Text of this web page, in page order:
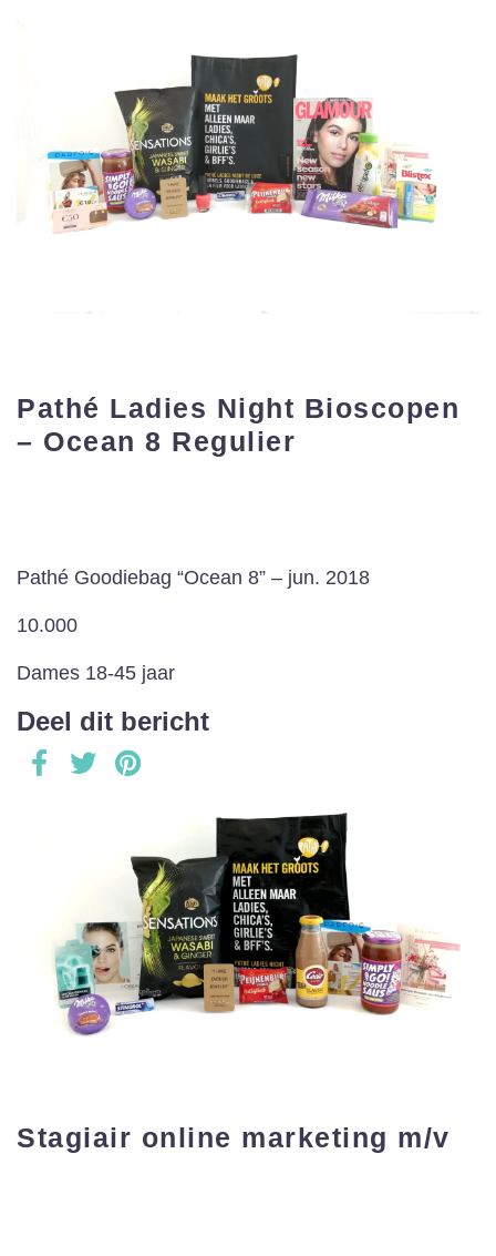
Pathé Ladies Night Bioscopen
– Ocean 8 Regulier
Pathé Goodiebag “Ocean 8” – jun. 2018
10.000
Dames 18-45 jaar
Deel dit bericht
Stagiair online marketing m/v